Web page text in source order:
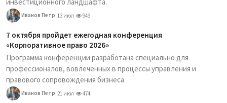
Иванов Петр 13 июл 949
7 октября пройдет ежегодная конференция
«Корпоративное право 2026»
Программа конференции разработана специально для
профессионалов, вовлеченных в процессы управления и
правового сопровождения бизнеса
Иванов Петр 21 июл 474